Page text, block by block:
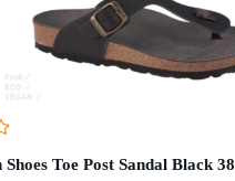
Toe Post Sandal Black 38